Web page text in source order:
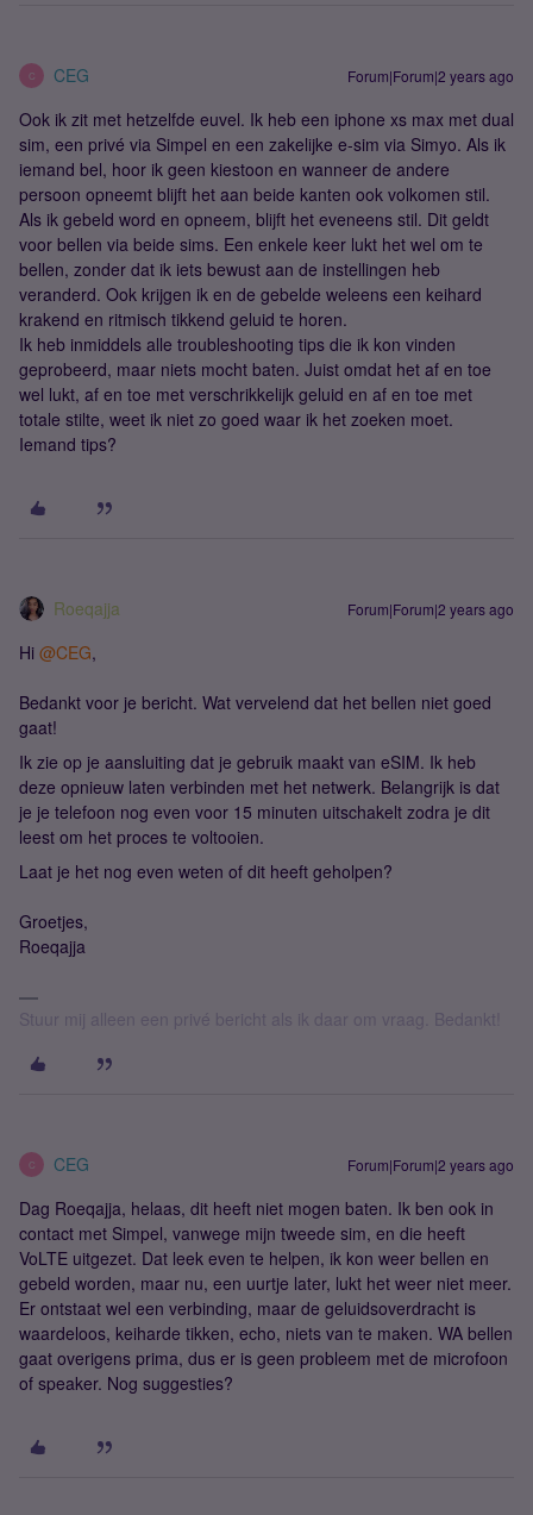
C CEG Forum|Forum|2 years ago
Ook ik zit met hetzelfde euvel. Ik heb een iphone xs max met dual
sim, een privé via Simpel en een zakelijke e-sim via Simyo. Als ik
iemand bel, hoor ik geen kiestoon en wanneer de andere
persoon opneemt blijft het aan beide kanten ook volkomen stil.
Als ik gebeld word en opneem, blijft het eveneens stil. Dit geldt
voor bellen via beide sims. Een enkele keer lukt het wel om te
bellen, zonder dat ik iets bewust aan de instellingen heb
veranderd. Ook krijgen ik en de gebelde weleens een keihard
krakend en ritmisch tikkend geluid te horen.
Ik heb inmiddels alle troubleshooting tips die ik kon vinden
geprobeerd, maar niets mocht baten. Juist omdat het af en toe
wel lukt, af en toe met verschrikkelijk geluid en af en toe met
totale stilte, weet ik niet zo goed waar ik het zoeken moet.
Iemand tips?
Roeqajja Forum|Forum|2 years ago
Hi @CEG,
Bedankt voor je bericht. Wat vervelend dat het bellen niet goed
gaat!
Ik zie op je aansluiting dat je gebruik maakt van eSIM. Ik heb
deze opnieuw laten verbinden met het netwerk. Belangrijk is dat
je je telefoon nog even voor 15 minuten uitschakelt zodra je dit
leest om het proces te voltooien.
Laat je het nog even weten of dit heeft geholpen?
Groetjes,
Roeqajja
Stuur mij alleen een privé bericht als ik daar om vraag. Bedankt!
C CEG Forum|Forum|2 years ago
Dag Roeqajja, helaas, dit heeft niet mogen baten. Ik ben ook in
contact met Simpel, vanwege mijn tweede sim, en die heeft
VoLTE uitgezet. Dat leek even te helpen, ik kon weer bellen en
gebeld worden, maar nu, een uurtje later, lukt het weer niet meer.
Er ontstaat wel een verbinding, maar de geluidsoverdracht is
waardeloos, keiharde tikken, echo, niets van te maken. WA bellen
gaat overigens prima, dus er is geen probleem met de microfoon
of speaker. Nog suggesties?